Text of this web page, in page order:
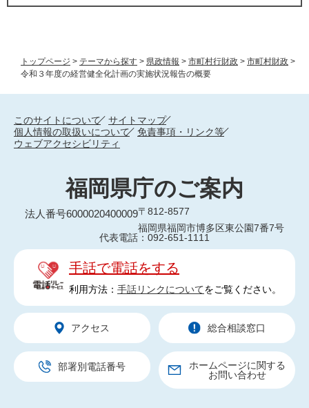
トップページ > テーマから探す > 県政情報 > 市町村行財政 > 市町村財政 >
令和３年度の経営健全化計画の実施状況報告の概要
このサイトについて
サイトマップ
個人情報の取扱いについて
免責事項・リンク等
ウェブアクセシビリティ
福岡県庁のご案内
法人番号6000020400009〒812-8577
福岡県福岡市博多区東公園7番7号
代表電話：092-651-1111
手話で電話をする
利用方法： 手話リンクについてをご覧ください。
アクセス 総合相談窓口
部署別電話番号
ホームページに関する
お問い合わせ